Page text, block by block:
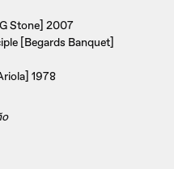
Stone] 2007
[Begards Banquet]
1978